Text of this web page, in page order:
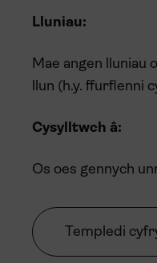
Lluniau:
Mae angen lluniau
llun (h.y. ffurflenni
Cysylltwch â:
Os oes gennych
Templedi